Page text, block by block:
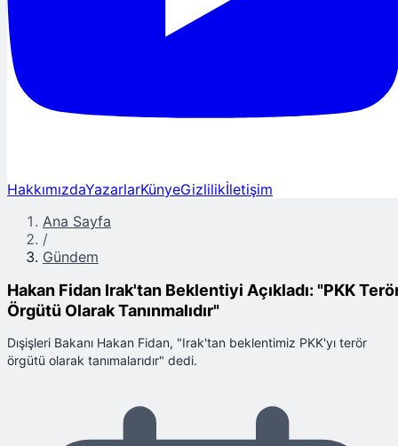
HakkımızdaYazarlarKünyeGizlilikİletişim
Ana Sayfa
/
Gündem
Hakan Fidan Irak'tan Beklentiyi Açıkladı: "PKK
Örgütü Olarak Tanınmalıdır"
Dışişleri Bakanı Hakan Fidan, "Irak'tan beklentimiz PKK'yı terör
örgütü olarak tanımalarıdır" dedi.